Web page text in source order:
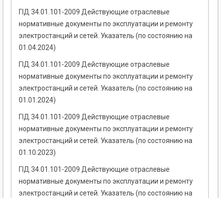
ГІД 34.01.101-2009 Действующие отраслевые
нормативные документы по эксплуатации и ремонту
электростанций и сетей. Указатель (по состоянию на
01.04.2024)
ГІД 34.01.101-2009 Действующие отраслевые
нормативные документы по эксплуатации и ремонту
электростанций и сетей. Указатель (по состоянию на
01.01.2024)
ГІД 34.01.101-2009 Действующие отраслевые
нормативные документы по эксплуатации и ремонту
электростанций и сетей. Указатель (по состоянию на
01.10.2023)
ГІД 34.01.101-2009 Действующие отраслевые
нормативные документы по эксплуатации и ремонту
электростанций и сетей. Указатель (по состоянию на